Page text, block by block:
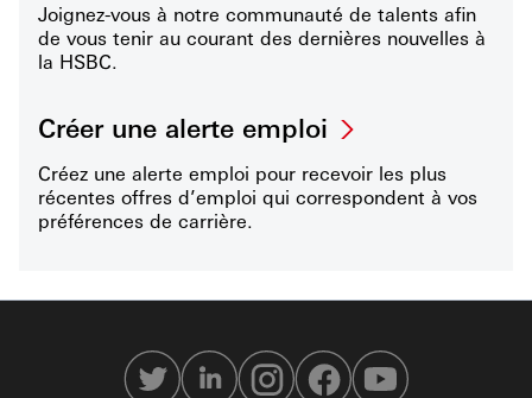
Joignez-vous à notre communauté de talents afin
de vous tenir au courant des dernières nouvelles à
la HSBC.
Créer une alerte emploi
Créez une alerte emploi pour recevoir les plus
récentes offres d’emploi qui correspondent à vos
préférences de carrière.